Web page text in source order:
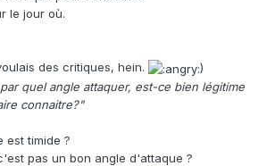
le jour où.
des critiques, hein.
)
quel angle attaquer, est-ce bien légitime
connaitre?"
est timide ?
pas un bon angle d'attaque ?